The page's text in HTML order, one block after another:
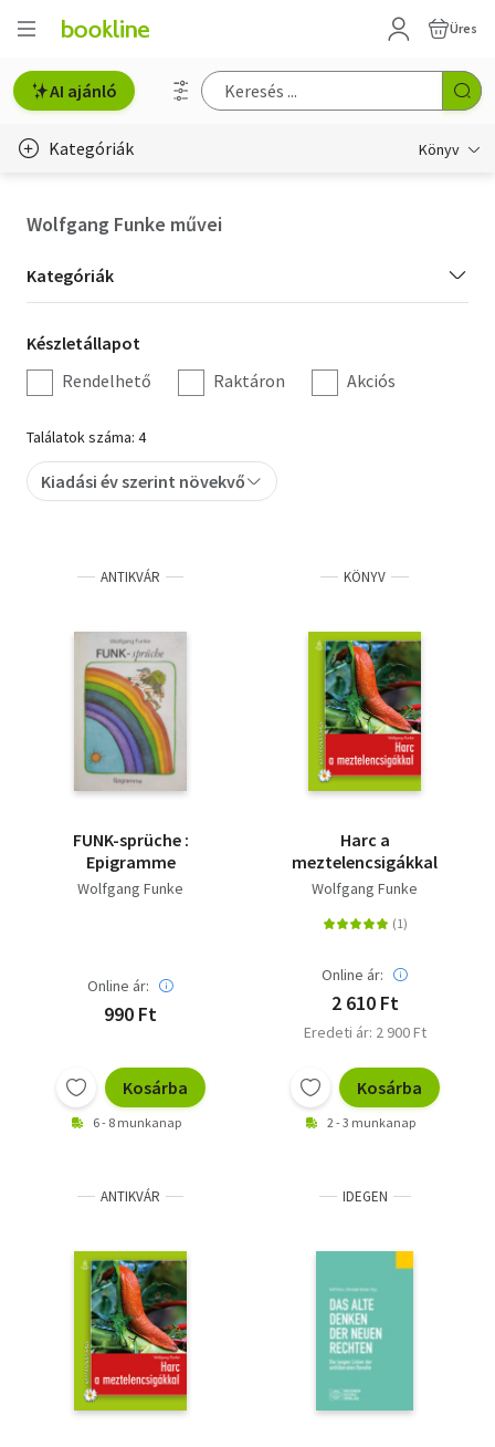
Üres
AI ajánló
Kategóriák Könyv
Hobbi, szabadidő
Irodalom
Művészet
Szakkönyv
Tankönyv, segédkönyv
Társadalomtudomány
Természettudomány
Történelem
Wolfgang Funke művei
Kategória
szűrés
Kategóriák
Készletállapot
szűrés
Készletállapot
Rendelhető
Raktáron Akciós
Találatok száma: 4
Kiadási év szerint növekvő
ANTIKVÁR
FUNK-sprüche :
Epigramme
Wolfgang Funke
Online ár:
990 Ft
Kosárba
6 - 8 munkanap
KÖNYV
Harc a
meztelencsigákkal
Wolfgang Funke
Online ár:
2 610 Ft
Eredeti ár: 2 900 Ft
Kosárba
2 - 3 munkanap
ANTIKVÁR IDEGEN